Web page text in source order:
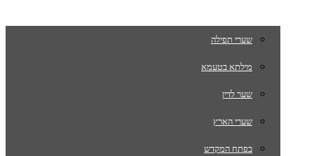
שערי תפילה
מילתא בטעמא
שער לדין
שערי הארץ
בפתח המקדש